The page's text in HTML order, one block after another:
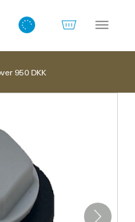
950 DKK